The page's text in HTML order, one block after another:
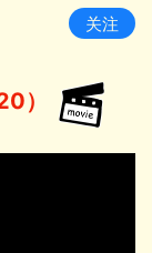
关注
）